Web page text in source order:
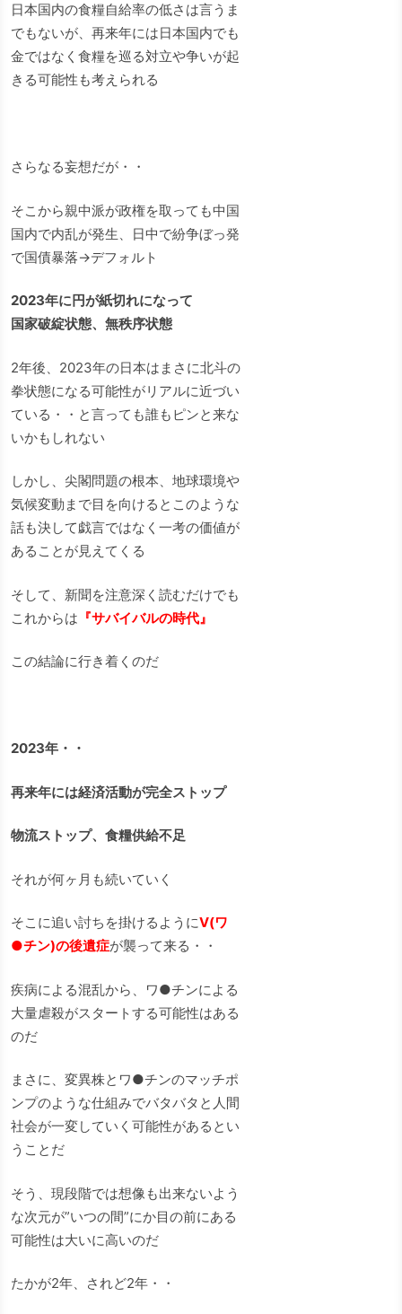
日本国内の食糧自給率の低さは言うま
でもないが、再来年には日本国内でも
金ではなく食糧を巡る対立や争いが起
きる可能性も考えられる
さらなる妄想だが・・
そこから親中派が政権を取っても中国
国内で内乱が発生、日中で紛争ぼっ発
で国債暴落→デフォルト
2023年に円が紙切れになって
国家破綻状態、無秩序状態
2年後、2023年の日本はまさに北斗の
拳状態になる可能性がリアルに近づい
ている・・と言っても誰もピンと来な
いかもしれない
しかし、尖閣問題の根本、地球環境や
気候変動まで目を向けるとこのような
話も決して戯言ではなく一考の価値が
あることが見えてくる
そして、新聞を注意深く読むだけでも
これからは 『サバイバルの時代』
この結論に行き着くのだ
2023年・・
再来年には経済活動が完全ストップ
物流ストップ、食糧供給不足
それが何ヶ月も続いていく
そこに追い討ちを掛けるようにV(ワ
●チン)の後遺症が襲って来る・・
疾病による混乱から、ワ●チンによる
大量虐殺がスタートする可能性はある
のだ
まさに、変異株とワ●チンのマッチポ
ンプのような仕組みでバタバタと人間
社会が一変していく可能性があるとい
うことだ
そう、現段階では想像も出来ないよう
な次元が”いつの間”にか目の前にある
可能性は大いに高いのだ
たかが2年、されど2年・・